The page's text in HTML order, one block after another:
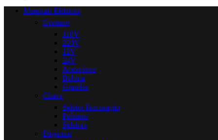
Materiais Elétricos
Contator
110V
220V
12V
24V
Acessórios
Bobina
Grandes
Chave
Seletor Iluminação
Pulsante
Seletora
Disjuntor